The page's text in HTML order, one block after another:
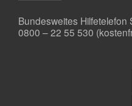
Bundesweites Hilfetelefon
0800 – 22 55 530